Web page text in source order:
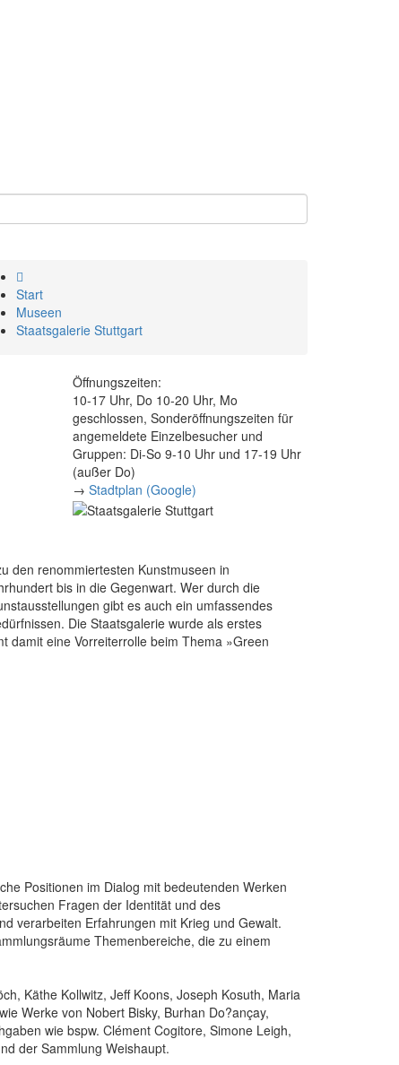
Start
Museen
Staatsgalerie Stuttgart
Öffnungszeiten:
10-17 Uhr, Do 10-20 Uhr, Mo
geschlossen, Sonderöffnungszeiten für
angemeldete Einzelbesucher und
Gruppen: Di-So 9-10 Uhr und 17-19 Uhr
(außer Do)
→ Stadtplan (Google)
den renommiertesten Kunstmuseen in
bis in die Gegenwart. Wer durch die
gibt es auch ein umfassendes
Die Staatsgalerie wurde als erstes
damit eine Vorreiterrolle beim Thema »Green
Positionen im Dialog mit bedeutenden Werken
Fragen der Identität und des
verarbeiten Erfahrungen mit Krieg und Gewalt.
Themenbereiche, die zu einem
Käthe Kollwitz, Jeff Koons, Joseph Kosuth, Maria
Werke von Nobert Bisky, Burhan Do?ançay,
wie bspw. Clément Cogitore, Simone Leigh,
der Sammlung Weishaupt.